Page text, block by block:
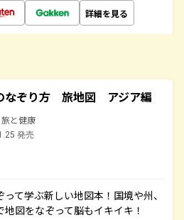
詳細を見る
なぞり方 旅地図 アジア編
旅と健康
発売
て学ぶ新しい地図本！国境や州、
図をなぞって脳もイキイキ！